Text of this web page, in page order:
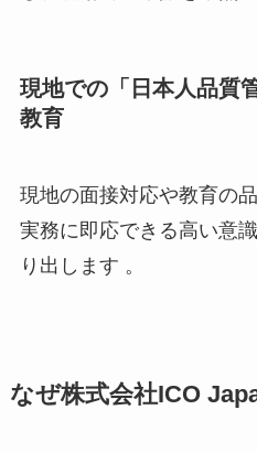
現地での「日本人品質
教育
現地の面接対応や教育の
実務に即応できる高い意
り出します 。
なぜ株式会社ICO